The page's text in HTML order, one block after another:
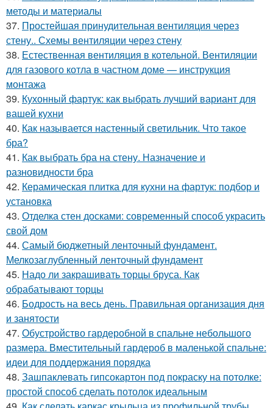
методы и материалы
37. Простейшая принудительная вентиляция через
стену.. Схемы вентиляции через стену
38. Естественная вентиляция в котельной. Вентиляции
для газового котла в частном доме — инструкция
монтажа
39. Кухонный фартук: как выбрать лучший вариант для
вашей кухни
40. Как называется настенный светильник. Что такое
бра?
41. Как выбрать бра на стену. Назначение и
разновидности бра
42. Керамическая плитка для кухни на фартук: подбор и
установка
43. Отделка стен досками: современный способ украсить
свой дом
44. Самый бюджетный ленточный фундамент.
Мелкозаглубленный ленточный фундамент
45. Надо ли закрашивать торцы бруса. Как
обрабатывают торцы
46. Бодрость на весь день. Правильная организация дня
и занятости
47. Обустройство гардеробной в спальне небольшого
размера. Вместительный гардероб в маленькой спальне:
идеи для поддержания порядка
48. Зашпаклевать гипсокартон под покраску на потолке:
простой способ сделать потолок идеальным